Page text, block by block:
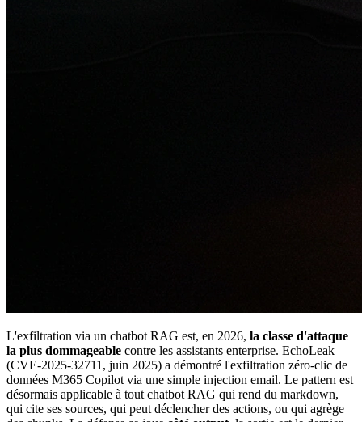
L'exfiltration via un chatbot RAG est, en 2026, la classe d'attaque
la plus dommageable contre les assistants enterprise. EchoLeak
(CVE-2025-32711, juin 2025) a démontré l'exfiltration zéro-clic de
données M365 Copilot via une simple injection email. Le pattern est
désormais applicable à tout chatbot RAG qui rend du markdown,
qui cite ses sources, qui peut déclencher des actions, ou qui agrège